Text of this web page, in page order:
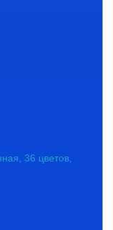
36 цветов,